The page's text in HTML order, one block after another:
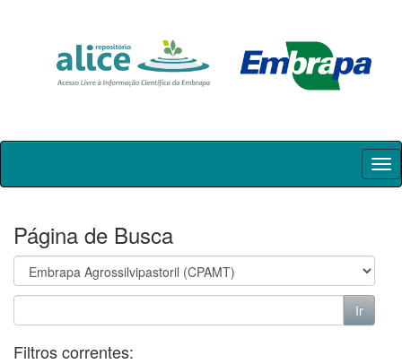
Skip
Página de Busca
Filtros correntes: